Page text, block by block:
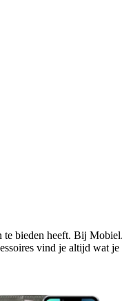
bieden heeft. Bij
vind je altijd wat je